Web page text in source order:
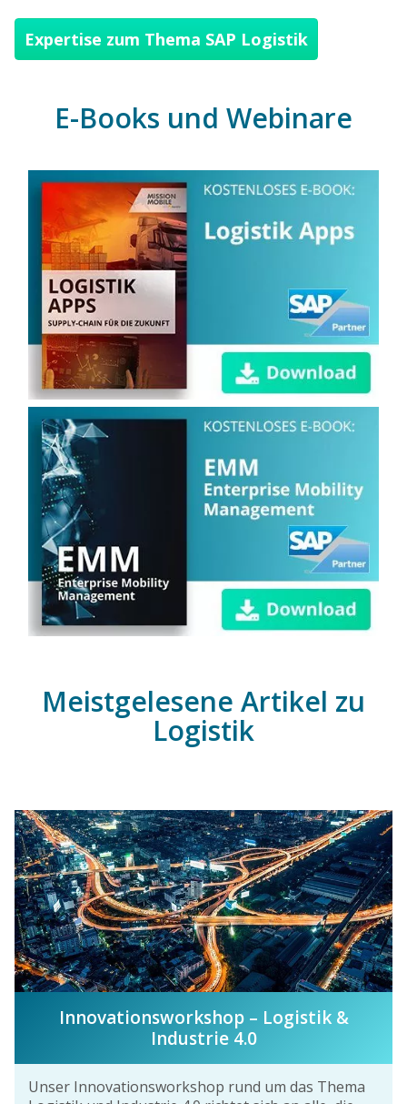
Expertise zum Thema SAP Logistik
E-Books und Webinare
Meistgelesene Artikel zu
Logistik
Innovationsworkshop – Logistik &
Industrie 4.0
Unser Innovationsworkshop rund um das Thema